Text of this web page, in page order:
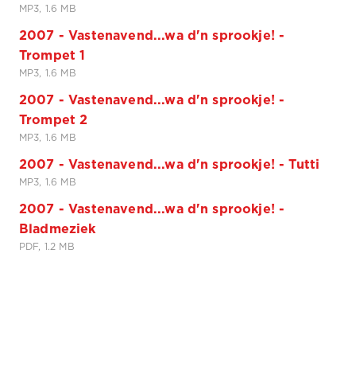
MP3, 1.6 MB
2007 - Vastenavend...wa d'n sprookje! -
Trompet 1
MP3, 1.6 MB
2007 - Vastenavend...wa d'n sprookje! -
Trompet 2
MP3, 1.6 MB
2007 - Vastenavend...wa d'n sprookje! - Tutti
MP3, 1.6 MB
2007 - Vastenavend...wa d'n sprookje! -
Bladmeziek
PDF, 1.2 MB